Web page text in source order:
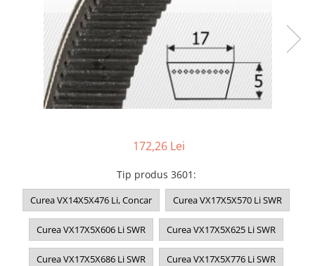
MULTIMATERIAL
172,26 Lei
Tip produs 3601 :
Curea VX14X5X476 Li, Concar Curea VX17X5X570 Li SWR
Curea VX17X5X606 Li SWR Curea VX17X5X625 Li SWR
Curea VX17X5X686 Li SWR Curea VX17X5X776 Li SWR